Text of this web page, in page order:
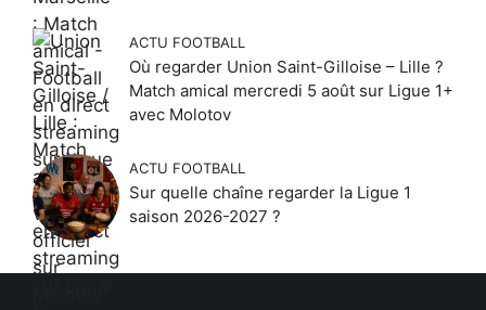
ACTU FOOTBALL
Où regarder Union Saint-Gilloise – Lille ?
Match amical mercredi 5 août sur Ligue 1+
avec Molotov
ACTU FOOTBALL
Sur quelle chaîne regarder la Ligue 1
saison 2026-2027 ?